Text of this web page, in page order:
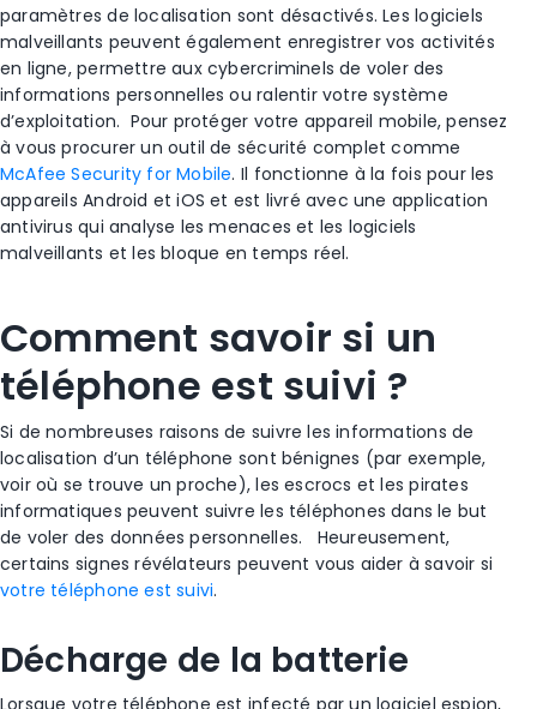
paramètres de localisation sont désactivés. Les logiciels
malveillants peuvent également enregistrer vos activités
en ligne, permettre aux cybercriminels de voler des
informations personnelles ou ralentir votresystème
d’exploitation. Pour protéger votre appareil mobile, pensez
à vous procurer un outil de sécurité complet comme
McAfee Security for Mobile. Il fonctionne à la fois pour les
appareilsAndroid etiOS et est livré avec une application
antivirus qui analyse les menaces et les logiciels
malveillants et les bloque en temps réel.
Comment savoir si un
téléphone est suivi ?
Si de nombreuses raisons de suivre lesinformations de
localisation d’un téléphone sont bénignes (par exemple,
voir où se trouve un proche), les escrocs et les pirates
informatiques peuvent suivre les téléphones dans le but
de voler des données personnelles.
Heureusement,
certains signes révélateurs peuvent vous aider à savoir si
votre téléphone est suivi.
Décharge de la batterie